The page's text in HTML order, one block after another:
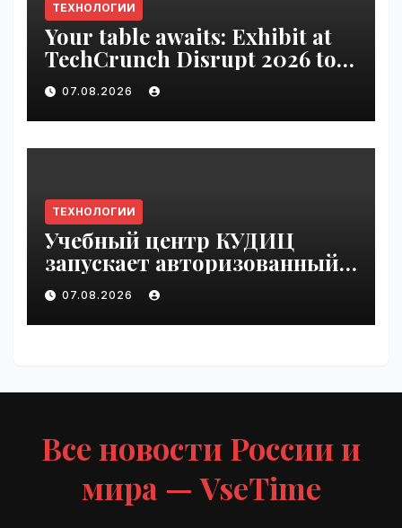
ТЕХНОЛОГИИ
Your table awaits: Exhibit at
TechCrunch Disrupt 2026 to
be seen by thousands |
VseTime.ru
07.08.2026
ТЕХНОЛОГИИ
Учебный центр КУДИЦ
запускает авторизованный
курс по
администрированию Mind
Migrate#guest | VseTime.ru
07.08.2026
Все новости России и
мира — VseTime